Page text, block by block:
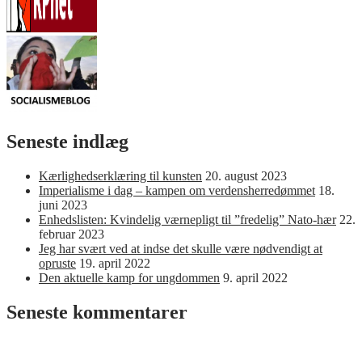
Seneste indlæg
Kærlighedserklæring til kunsten 20. august 2023
Imperialisme i dag – kampen om verdensherredømmet 18.
juni 2023
Enhedslisten: Kvindelig værnepligt til ”fredelig” Nato-hær 22.
februar 2023
Jeg har svært ved at indse det skulle være nødvendigt at
opruste 19. april 2022
Den aktuelle kamp for ungdommen 9. april 2022
Seneste kommentarer